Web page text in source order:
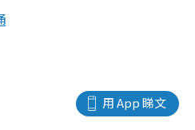
用 App 睇文